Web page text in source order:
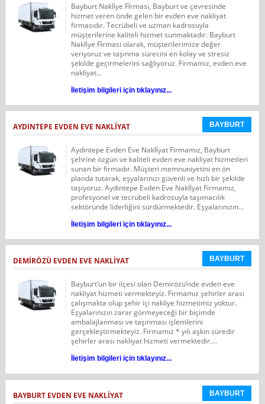
Bayburt Nakli̇ye Fi̇rmasi, Bayburt ve çevresinde
hizmet veren önde gelen bir evden eve nakliyat
firmasıdır. Tecrübeli ve uzman kadrosuyla
müşterilerine kaliteli hizmet sunmaktadır. Bayburt
Nakli̇ye Fi̇rmasi olarak, müşterilerimize değer
veriyoruz ve taşınma sürecini en kolay ve stresiz
şekilde geçirmelerini sağlıyoruz. Firmamız, evden eve
nakliyat...
İletişim bilgileri için tıklayınız...
AYDINTEPE EVDEN EVE NAKLİYAT BAYBURT
Aydintepe Evden Eve Nakli̇yat Firmamız, Bayburt
şehrine özgün ve kaliteli evden eve nakliyat hizmetleri
sunan bir firmadır. Müşteri memnuniyetini en ön
planda tutarak, eşyalarınızı güvenli ve hızlı bir şekilde
taşıyoruz. Aydintepe Evden Eve Nakli̇yat Firmamız,
profesyonel ve tecrübeli kadrosuyla taşımacılık
sektöründe liderliğini sürdürmektedir. Eşyalarınızın...
İletişim bilgileri için tıklayınız...
DEMİRÖZÜ EVDEN EVE NAKLİYAT BAYBURT
Bayburt’un bir ilçesi olan Demirözü’nde evden eve
nakliyat hizmeti vermekteyiz. Firmamız şehirler arası
çalışmakta olup şehir içi nakliye hizmetimiz yoktur.
Eşyalarınızın zarar görmeyeceği bir biçimde
ambalajlanması ve taşınması işlemlerini
gerçekleştirmekteyiz. Firmamız * yılı aşkın süredir
şehirler arası nakliyat hizmeti vermektedir....
İletişim bilgileri için tıklayınız...
BAYBURT EVDEN EVE NAKLİYAT BAYBURT